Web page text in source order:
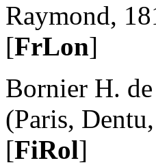
Raymond,
[FrLon]
Bornier H. de
(Paris,
[FiRol]